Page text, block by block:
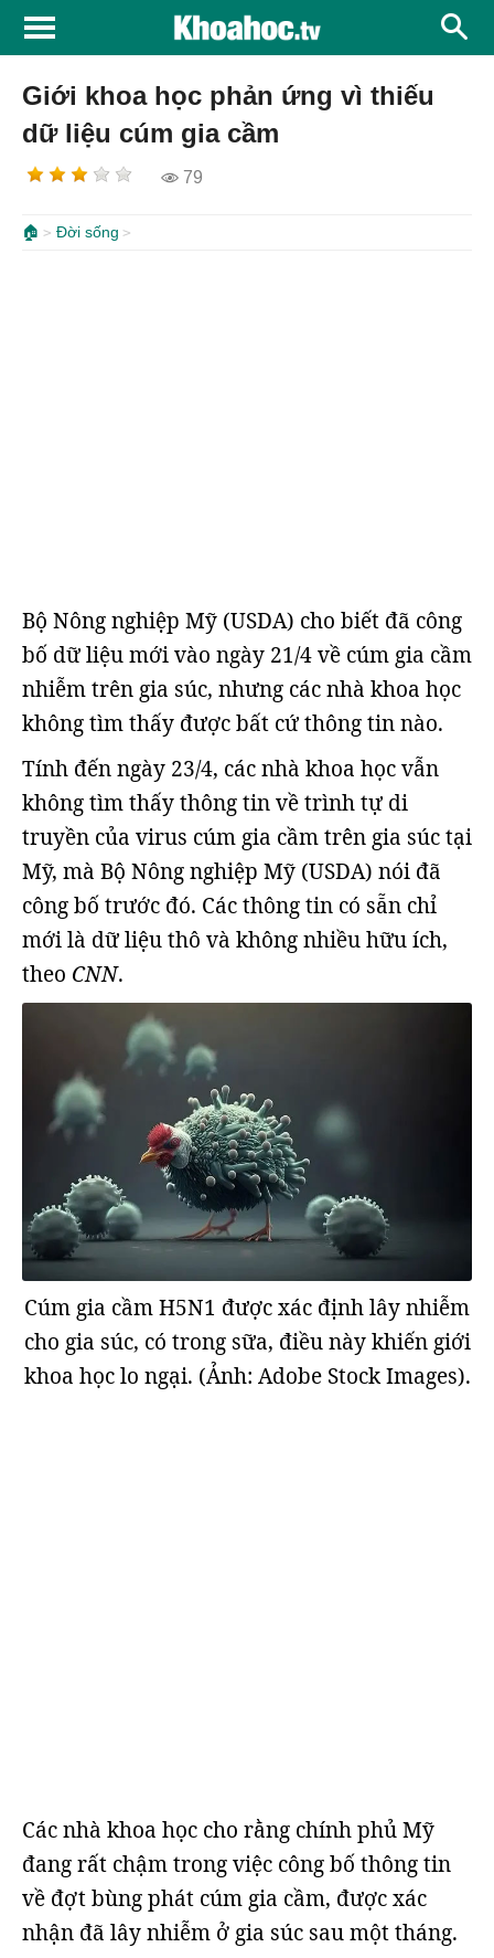
Giới khoa học phản ứng vì thiếu
dữ liệu cúm gia cầm
79
🏠 Đời sống
Bộ Nông nghiệp Mỹ (USDA) cho biết đã công
bố dữ liệu mới vào ngày 21/4 về cúm gia cầm
nhiễm trên gia súc, nhưng các nhà khoa học
không tìm thấy được bất cứ thông tin nào.
Tính đến ngày 23/4, các nhà khoa học vẫn
không tìm thấy thông tin về trình tự di
truyền của virus cúm gia cầm trên gia súc tại
Mỹ, mà Bộ Nông nghiệp Mỹ (USDA) nói đã
công bố trước đó. Các thông tin có sẵn chỉ
mới là dữ liệu thô và không nhiều hữu ích,
theo CNN.
Cúm gia cầm H5N1 được xác định lây nhiễm
cho gia súc, có trong sữa, điều này khiến giới
khoa học lo ngại. (Ảnh: Adobe Stock Images).
Các nhà khoa học cho rằng chính phủ Mỹ
đang rất chậm trong việc công bố thông tin
về đợt bùng phát cúm gia cầm, được xác
nhận đã lây nhiễm ở gia súc sau một tháng.